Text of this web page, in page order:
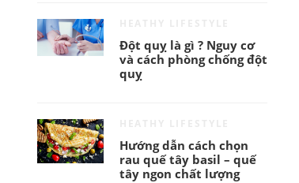
Đột quỵ là gì ? Nguy cơ
và cách phòng chống đột
quỵ
Hướng dẫn cách chọn
rau quế tây basil – quế
tây ngon chất lượng